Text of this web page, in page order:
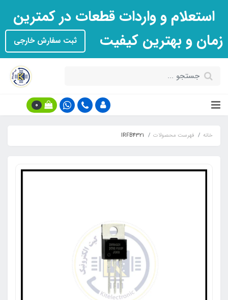
استعلام و واردات قطعات در کمترین
زمان و بهترین کیفیت
ثبت سفارش خارجی
0
خانه فهرست محصولات IRFB4321